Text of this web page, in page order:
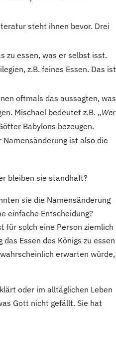
steht ihnen bevor. Drei
zu essen, was er selbst isst.
z.B. feines Essen. Das ist
oftmals das aussagten, was
Mischael bedeutet z.B. „Wer
Babylons bezeugen.
Namensänderung ist also die
bleiben sie standhaft?
sie die Namensänderung
einfache Entscheidung?
für solch eine Person ziemlich
Essen des Königs zu essen
erwarten würde,
oder im alltäglichen Leben
Gott nicht gefällt. Sie hat